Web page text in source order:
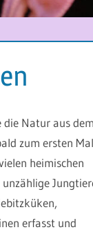
die Natur aus dem
zum ersten Mal
heimischen
erfasst und